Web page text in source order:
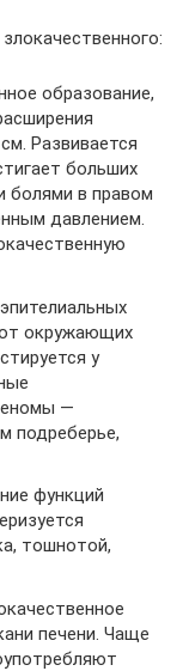
образование,
Развивается
больших
болями в правом
давлением.
окружающих
у
—
подреберье,
функций
тошнотой,
печени. Чаще